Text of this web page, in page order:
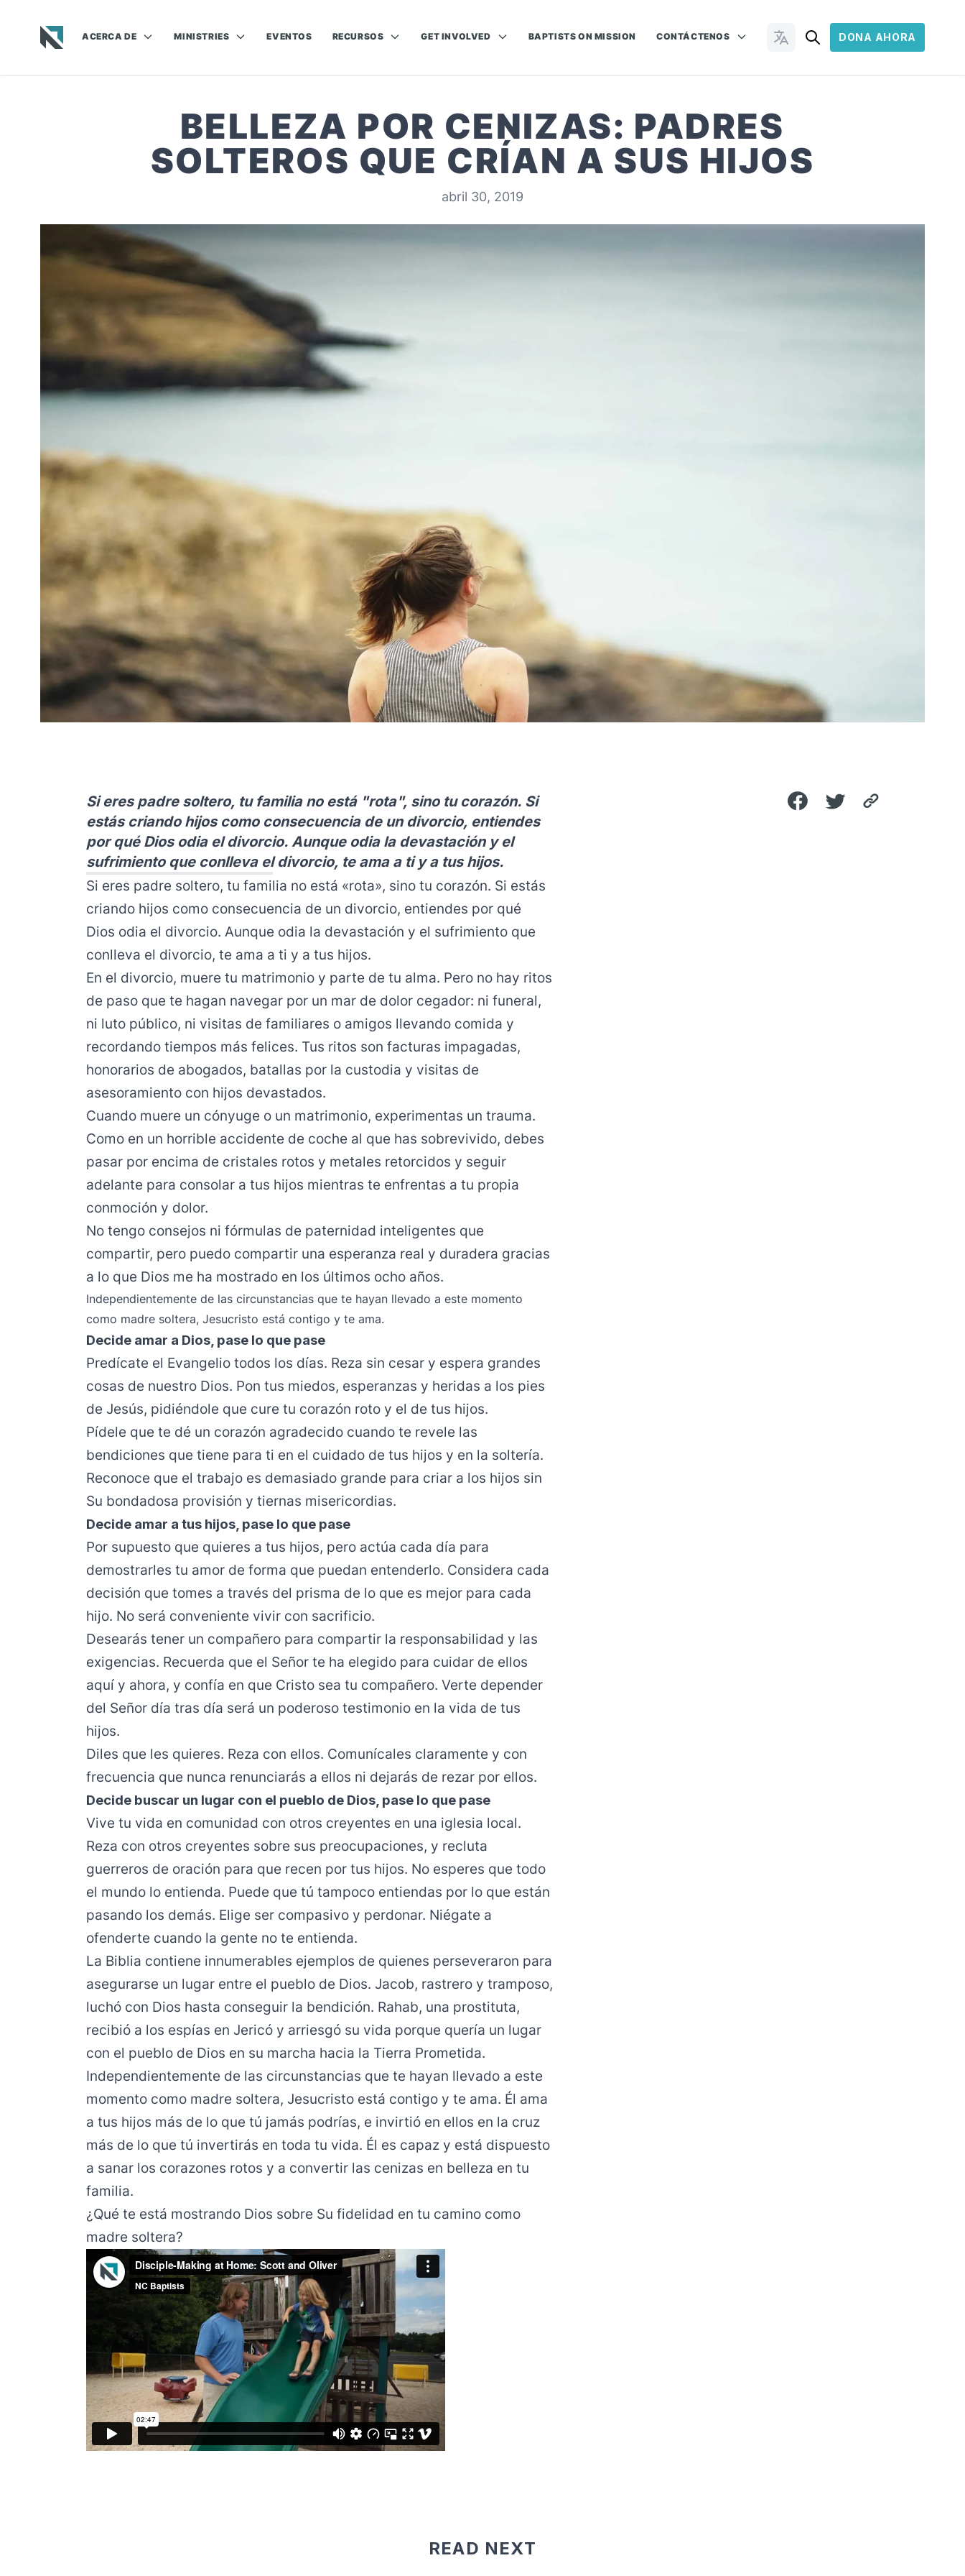
ACERCA DE MINISTRIES EVENTOS RECURSOS GET INVOLVED BAPTISTS ON MISSION CONTÁCTENOS Cambiar idiomaDONA AHORA
BELLEZA POR CENIZAS: PADRES
SOLTEROS QUE CRÍAN A SUS HIJOS
abril 30, 2019
Si eres padre soltero, tu familia no está "rota", sino tu corazón. Si
estás criando hijos como consecuencia de un divorcio, entiendes
por qué Dios odia el divorcio. Aunque odia la devastación y el
sufrimiento que conlleva el divorcio, te ama a ti y a tus hijos.
Si eres padre soltero, tu familia no está «rota», sino tu corazón. Si estás
criando hijos como consecuencia de un divorcio, entiendes por qué
Dios odia el divorcio. Aunque odia la devastación y el sufrimiento que
conlleva el divorcio, te ama a ti y a tus hijos.
En el divorcio, muere tu matrimonio y parte de tu alma. Pero no hay ritos
de paso que te hagan navegar por un mar de dolor cegador: ni funeral,
ni luto público, ni visitas de familiares o amigos llevando comida y
recordando tiempos más felices. Tus ritos son facturas impagadas,
honorarios de abogados, batallas por la custodia y visitas de
asesoramiento con hijos devastados.
Cuando muere un cónyuge o un matrimonio, experimentas un trauma.
Como en un horrible accidente de coche al que has sobrevivido, debes
pasar por encima de cristales rotos y metales retorcidos y seguir
adelante para consolar a tus hijos mientras te enfrentas a tu propia
conmoción y dolor.
No tengo consejos ni fórmulas de paternidad inteligentes que
compartir, pero puedo compartir una esperanza real y duradera gracias
a lo que Dios me ha mostrado en los últimos ocho años.
Independientemente de las circunstancias que te hayan llevado a este momento
como madre soltera, Jesucristo está contigo y te ama.
Decide amar a Dios, pase lo que pase
Predícate el Evangelio todos los días. Reza sin cesar y espera grandes
cosas de nuestro Dios. Pon tus miedos, esperanzas y heridas a los pies
de Jesús, pidiéndole que cure tu corazón roto y el de tus hijos.
Pídele que te dé un corazón agradecido cuando te revele las
bendiciones que tiene para ti en el cuidado de tus hijos y en la soltería.
Reconoce que el trabajo es demasiado grande para criar a los hijos sin
Su bondadosa provisión y tiernas misericordias.
Decide amar a tus hijos, pase lo que pase
Por supuesto que quieres a tus hijos, pero actúa cada día para
demostrarles tu amor de forma que puedan entenderlo. Considera cada
decisión que tomes a través del prisma de lo que es mejor para cada
hijo. No será conveniente vivir con sacrificio.
Desearás tener un compañero para compartir la responsabilidad y las
exigencias. Recuerda que el Señor te ha elegido para cuidar de ellos
aquí y ahora, y confía en que Cristo sea tu compañero. Verte depender
del Señor día tras día será un poderoso testimonio en la vida de tus
hijos.
Diles que les quieres. Reza con ellos. Comunícales claramente y con
frecuencia que nunca renunciarás a ellos ni dejarás de rezar por ellos.
Decide buscar un lugar con el pueblo de Dios, pase lo que pase
Vive tu vida en comunidad con otros creyentes en una iglesia local.
Reza con otros creyentes sobre sus preocupaciones, y recluta
guerreros de oración para que recen por tus hijos. No esperes que todo
el mundo lo entienda. Puede que tú tampoco entiendas por lo que están
pasando los demás. Elige ser compasivo y perdonar. Niégate a
ofenderte cuando la gente no te entienda.
La Biblia contiene innumerables ejemplos de quienes perseveraron para
asegurarse un lugar entre el pueblo de Dios. Jacob, rastrero y tramposo,
luchó con Dios hasta conseguir la bendición. Rahab, una prostituta,
recibió a los espías en Jericó y arriesgó su vida porque quería un lugar
con el pueblo de Dios en su marcha hacia la Tierra Prometida.
Independientemente de las circunstancias que te hayan llevado a este
momento como madre soltera, Jesucristo está contigo y te ama. Él ama
a tus hijos más de lo que tú jamás podrías, e invirtió en ellos en la cruz
más de lo que tú invertirás en toda tu vida. Él es capaz y está dispuesto
a sanar los corazones rotos y a convertir las cenizas en belleza en tu
familia.
¿Qué te está mostrando Dios sobre Su fidelidad en tu camino como
madre soltera?
READ NEXT